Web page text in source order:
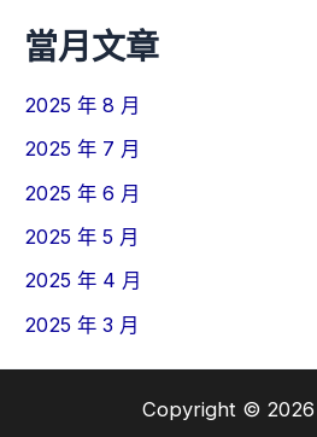
當月文章
2025 年 8 月
2025 年 7 月
2025 年 6 月
2025 年 5 月
2025 年 4 月
2025 年 3 月
Copyright © 2026